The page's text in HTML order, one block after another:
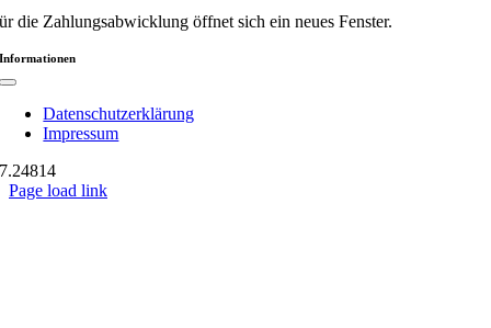
die Zahlungsabwicklung öffnet sich ein neues Fenster.
Informationen
Toggle
NavigationDatenschutzerklärung
Impressum
7.24814
Page load link